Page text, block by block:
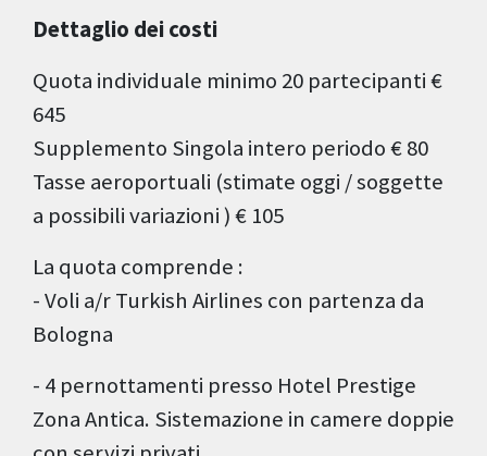
Dettaglio dei costi
Quota individuale minimo 20 partecipanti €
645
Supplemento Singola intero periodo € 80
Tasse aeroportuali (stimate oggi / soggette
a possibili variazioni ) € 105
La quota comprende :
- Voli a/r Turkish Airlines con partenza da
Bologna
- 4 pernottamenti presso Hotel Prestige
Zona Antica. Sistemazione in camere doppie